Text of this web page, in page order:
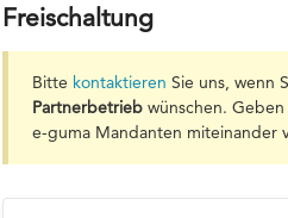
Freischaltung
Bitte kontaktieren Sie uns, wenn
Partnerbetriebwünschen. Geben
e-guma Mandanten miteinander